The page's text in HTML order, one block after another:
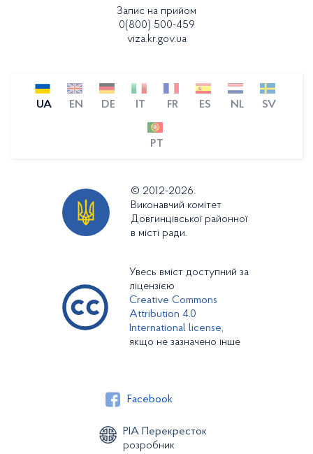
Запис на прийом
0(800) 500-459
viza.kr.gov.ua
UA EN DE IT FR ES NL SV
PT
© 2012-2026.
Виконавчий комітет
Довгинцівської районної
в місті ради.
Увесь вміст доступний за
ліцензією
Creative Commons
Attribution 4.0
International license,
якщо не зазначено інше
Facebook
РІА Перекресток
розробник